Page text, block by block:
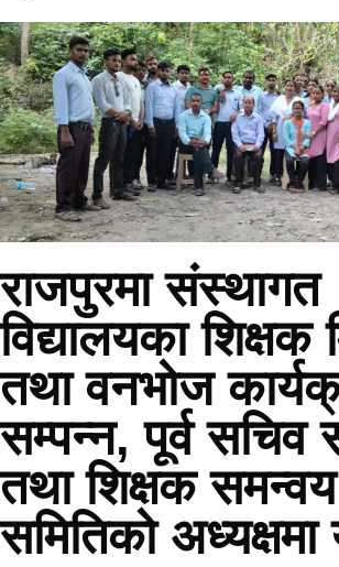
राजपुरमा संस्थागत
विद्यालयका शिक्षक
तथा वनभोज
सम्पन्न, पूर्व सचिव
तथा शिक्षक समन्वय
समितिको अध्यक्षमा